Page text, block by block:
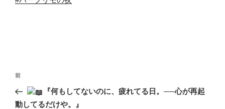
投
ナ
前
の
投
前
『何もしてないのに、疲れてる日。──心が再起
動してるだけや。』